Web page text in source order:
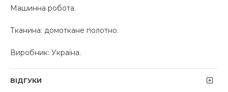
Машинна робота.
Тканина: домоткане полотно.
Виробник: Україна.
ВІДГУКИ